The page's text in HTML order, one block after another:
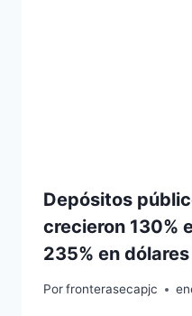
Depósitos
crecieron 130%
235% en dólares
Porfronterasecapjc